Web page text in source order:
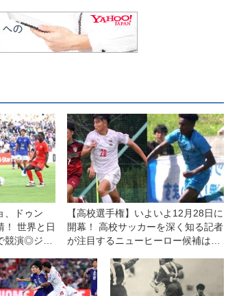
、ドゥン
！ 世界と日
競演◎ジー
【高校選手権】いよいよ12月28日に
開幕！ 高校サッカーを深く知る記者
が注目するニューヒーロー候補は？